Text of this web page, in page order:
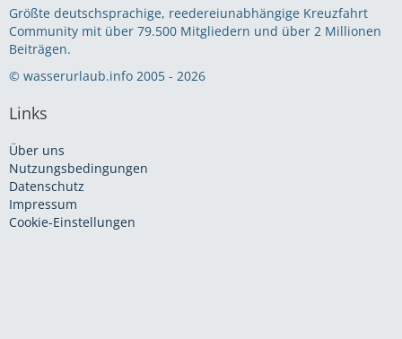
Größte deutschsprachige, reedereiunabhängige Kreuzfahrt
Community mit über 79.500 Mitgliedern und über 2 Millionen
Beiträgen.
© wasserurlaub.info 2005 - 2026
Links
Über uns
Nutzungsbedingungen
Datenschutz
Impressum
Cookie-Einstellungen